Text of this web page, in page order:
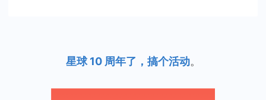
星球 10 周年了，搞个活动。